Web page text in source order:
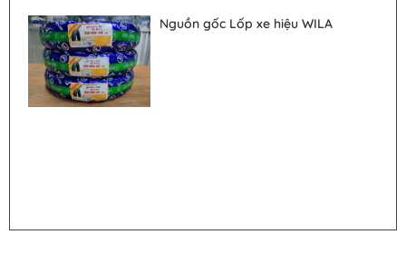
Nguồn gốc Lốp xe hiệu WILA